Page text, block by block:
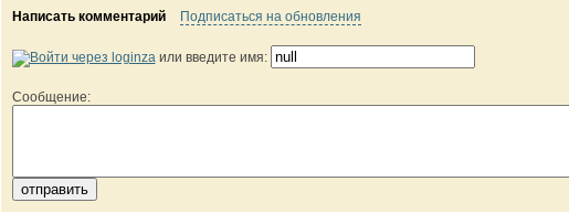
Написать комментарий Подписаться на обновления
или введите имя:
Сообщение: